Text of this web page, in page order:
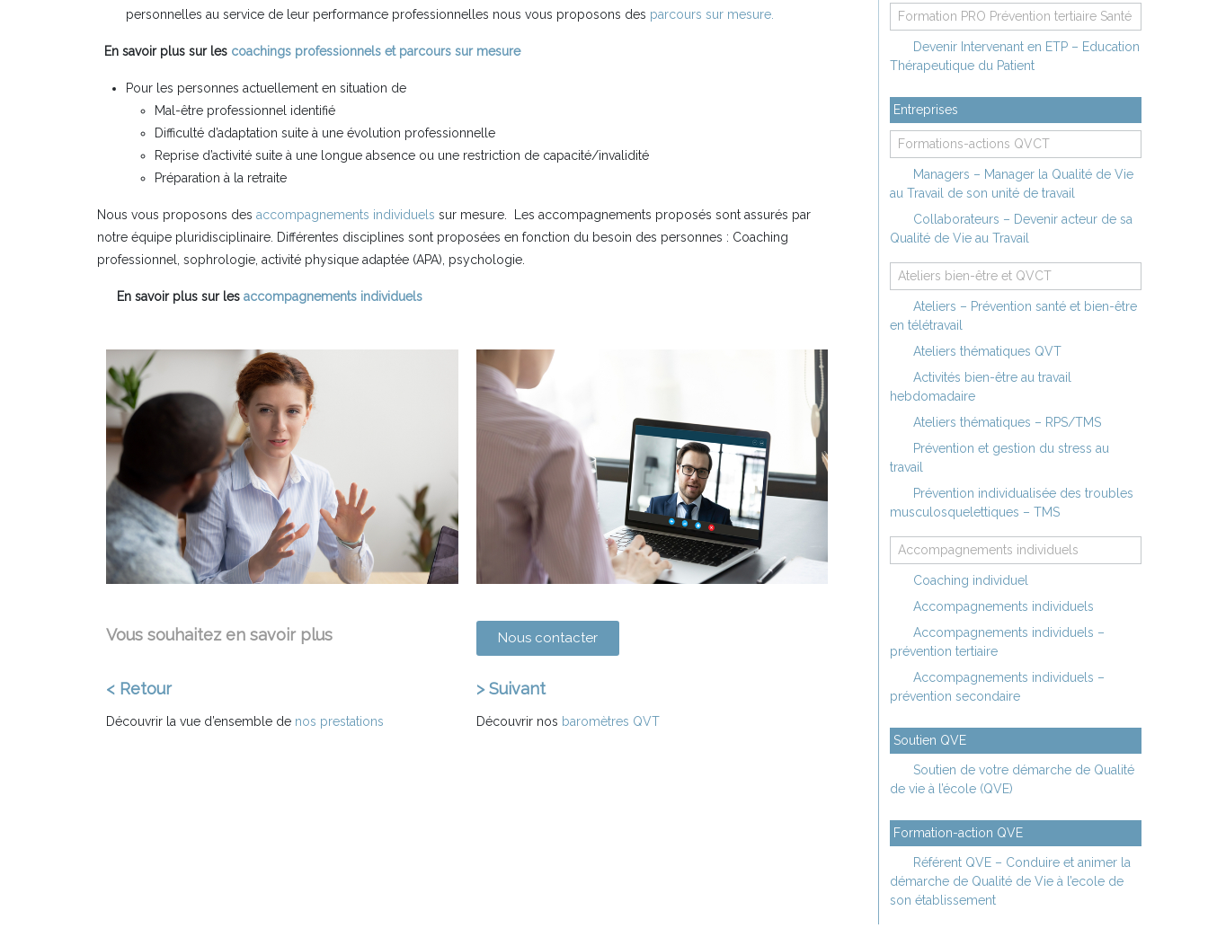
personnelles au service de leur performance professionnelles nous vous proposons des parcours sur mesure.
En savoir plus sur les coachings professionnels et parcours sur mesure
Pour les personnes actuellement en situation de
Mal-être professionnel identifié
Difficulté d’adaptation suite à une évolution professionnelle
Reprise d’activité suite à une longue absence ou une restriction de capacité/invalidité
Préparation à la retraite
Nous vous proposons des accompagnements individuels sur mesure. Les accompagnements proposés sont assurés par
notre équipe pluridisciplinaire. Différentes disciplines sont proposées en fonction du besoin des personnes : Coaching
professionnel, sophrologie, activité physique adaptée (APA), psychologie.
En savoir plus sur les accompagnements individuels
Vous souhaitez en savoir plus Nous contacter
< Retour
Découvrir la vue d’ensemble de nos prestations
> Suivant
Découvrir nos baromètres QVT
Formation PRO Prévention tertiaire Santé
Devenir Intervenant en ETP – Education
Thérapeutique du Patient
Entreprises
Formations-actions QVCT
Managers – Manager la Qualité de Vie
au Travail de son unité de travail
Collaborateurs – Devenir acteur de sa
Qualité de Vie au Travail
Ateliers bien-être et QVCT
Ateliers – Prévention santé et bien-être
en télétravail
Ateliers thématiques QVT
Activités bien-être au travail
hebdomadaire
Ateliers thématiques – RPS/TMS
Prévention et gestion du stress au
travail
Prévention individualisée des troubles
musculosquelettiques – TMS
Accompagnements individuels
Coaching individuel
Accompagnements individuels
Accompagnements individuels –
prévention tertiaire
Accompagnements individuels –
prévention secondaire
Soutien QVE
Soutien de votre démarche de Qualité
de vie à l’école (QVE)
Formation-action QVE
Référent QVE – Conduire et animer la
démarche de Qualité de Vie à l’ecole de
son établissement